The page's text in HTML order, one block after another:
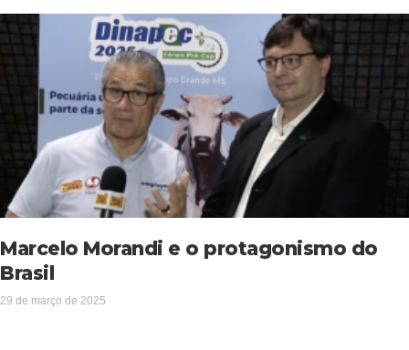
Marcelo Morandi e o protagonismo do
Brasil
29 de março de 2025